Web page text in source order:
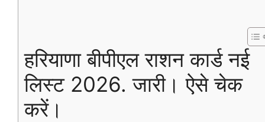
हरियाणा बीपीएल राशन कार्ड नई
लिस्ट 2026. जारी। ऐसे चेक
करें।